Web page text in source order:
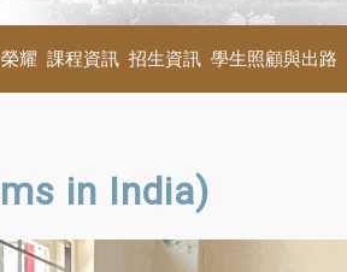
耀 課程資訊 招生資訊 學生照顧與出路
in India)